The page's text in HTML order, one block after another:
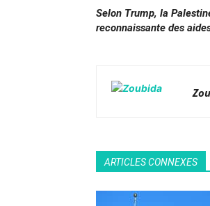
Selon Trump, la
reconnaissante des
ARTICLES CONNEXES